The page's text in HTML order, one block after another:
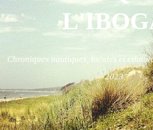
Chroniques nautiques, locales et
2023